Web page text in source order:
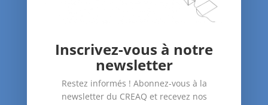
Santé dans le logement
Inscrivez-vous à notre
newsletter
Restez informés ! Abonnez-vous à la
newsletter du CREAQ et recevez nos